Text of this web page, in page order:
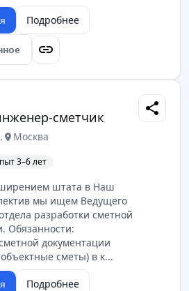
Подробнее
link
сметчик
location_on Москва
3–6 лет
штата в Наш
мы ищем Ведущего
разработки сметной
Обязанности:
документации
сметы) в к...
Подробнее
share